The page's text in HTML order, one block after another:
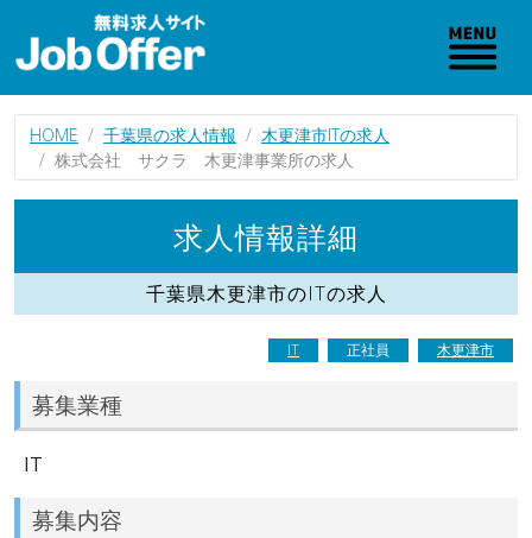
HOME 千葉県の求人情報
木更津市ITの求人
株式会社 サクラ 木更津事業所の求人
求人情報詳細
千葉県木更津市のITの求人
IT 正社員 木更津市
募集業種
IT
募集内容